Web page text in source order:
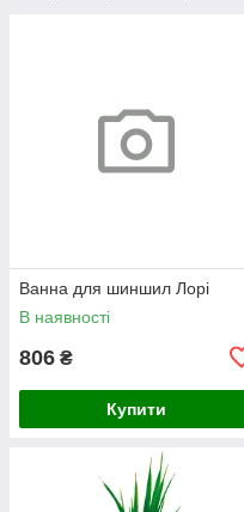
Ванна для шиншил Лорі
В наявності
806 ₴
Купити